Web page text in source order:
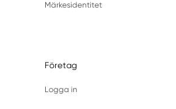
Märkesidentitet
Företag
Logga in